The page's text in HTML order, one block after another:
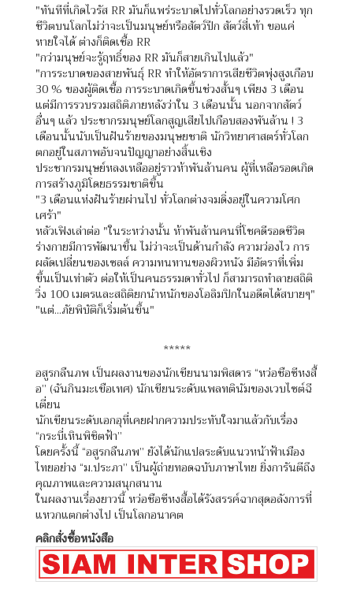
"ทันทีที่เกิดไวรัส RR มันก็แพร่ระบาดไปทั่วโลกอย่างรวดเร็ว ทุก
ชีวิตบนโลกไม่ว่าจะเป็นมนุษย์หรือสัตว์ปีก สัตว์สี่เท้า ขอแค่
หายใจได้ ต่างก็ติดเชื้อ RR
"กว่ามนุษย์จะรู้ฤทธิ์ของ RR มันก็สายเกินไปแล้ว"
"การระบาดของสายพันธุ์ RR ทำให้อัตราการเสียชีวิตพุ่งสูงเกือบ
30 % ของผู้ติดเชื้อ การระบาดเกิดขึ้นช่วงสั้นๆ เพียง 3 เดือน
แต่มีการรวบรวมสถิติภายหลังว่าใน 3 เดือนนั้น นอกจากสัตว์
อื่นๆ แล้ว ประชากรมนุษย์โลกสูญเสียไปเกือบสองพันล้าน ! 3
เดือนนั้นนับเป็นฝันร้ายของมนุษยชาติ นักวิทยาศาสตร์ทั่วโลก
ตกอยู่ในสภาพอับจนปัญญาอย่างสิ้นเชิง
ประชากรมนุษย์หลงเหลืออยู่ราวห้าพันล้านคน ผู้ที่เหลือรอดเกิด
การสร้างภูมิโดยธรรมชาติขึ้น
"3 เดือนแห่งฝันร้ายผ่านไป ทั่วโลกต่างจมดิ่งอยู่ในความโศก
เศร้า"
หลัวเฟิงเล่าต่อ "ในระหว่างนั้น ห้าพันล้านคนที่โชคดีรอดชีวิต
ร่างกายมีการพัฒนาขึ้น ไม่ว่าจะเป็นด้านกำลัง ความว่องไว การ
ผลัดเปลี่ยนของเซลล์ ความทนทานของผิวหนัง มีอัตราที่เพิ่ม
ขึ้นเป็นเท่าตัว ต่อให้เป็นคนธรรมดาทั่วไป ก็สามารถทำลายสถิติ
วิ่ง 100 เมตรและสถิติยกนำหนักของโอลิมปิกในอดีตได้สบายๆ"
"แต่...ภัยพิบัติก็เริ่มต้นขึ้น"
*****
อสูรกลืนภพ เป็นผลงานของนักเขียนนามพิสดาร “หว่อชือซีหงสื้
อ” (ฉันกินมะเขือเทศ) นักเขียนระดับแพลทตินัมของเวบไซต์ฉี
เตี่ยน
นักเขียนระดับเอกอุที่เคยฝากความประทับใจมาแล้วกับเรื่อง
“กระบี่เหินพิชิตฟ้า”
โดยครั้งนี้ “อสูรกลืนภพ” ยังได้นักแปลระดับแนวหน้าฟ้าเมือง
ไทยอย่าง “ม.ประภา” เป็นผู้ถ่ายทอดฉบับภาษาไทย ยิ่งการันตีถึง
คุณภาพและความสนุกสนาน
ในผลงานเรื่องยาวนี้ หว่อชือซีหงสื้อได้รังสรรค์ฉากสุดอลังการที่
แหวกแตกต่างไป เป็นโลกอนาคต
คลิกสั่งซื้อหนังสือ